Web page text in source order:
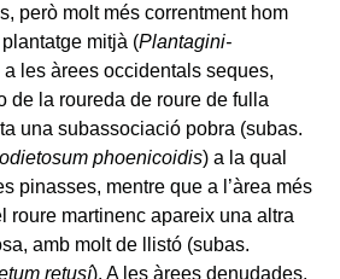
però molt més correntment hom
mitjà (Plantagini-
a les àrees occidentals seques,
de la roureda de roure de fulla
una subassociació pobra (subas.
phoenicoidis) a la qual
pinasses, mentre que a l’àrea més
roure martinenc apareix una altra
amb molt de llistó (subas.
retusí). A les àrees denudades,